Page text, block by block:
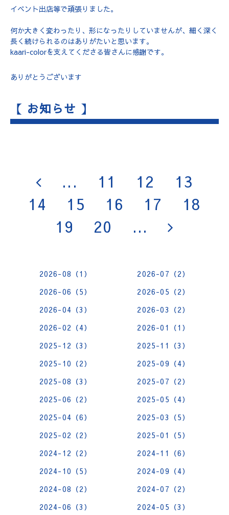
イベント出店等で頑張りました。
何か大きく変わったり、形になったりしていませんが、細く深く
長く続けられるのはありがたいと思います。
kaari-colorを支えてくださる皆さんに感謝です。
ありがとうございます
【 お知らせ 】
... 11 12
13
14
15 16 17
18
19
20 ...
2026-08（1）
2026-07（2）
2026-06（5）
2026-05（2）
2026-04（3）
2026-03（2）
2026-02（4）
2026-01（1）
2025-12（3）
2025-11（3）
2025-10（2）
2025-09（4）
2025-08（3）
2025-07（2）
2025-06（2）
2025-05（4）
2025-04（6）
2025-03（5）
2025-02（2）
2025-01（5）
2024-12（2）
2024-11（6）
2024-10（5）
2024-09（4）
2024-08（2）
2024-07（2）
2024-06（3）
2024-05（3）